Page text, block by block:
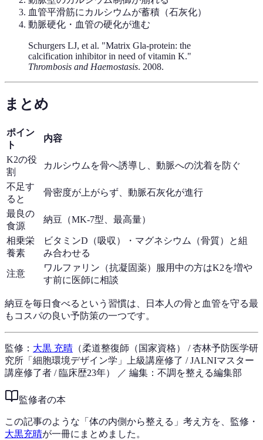
血管平滑筋にカルシウムが蓄積（石灰化）
動脈硬化・血管の硬化が進む
Schurgers LJ, et al. "Matrix Gla-protein: the
calcification inhibitor in need of vitamin K."
Thrombosis and Haemostasis. 2008.
まとめ
ポイン
ト
内容
K2の役
割
カルシウムを骨へ誘導し、動脈への沈着を防ぐ
不足す
ると
骨密度が上がらず、動脈石灰化が進行
最良の
食源
納豆（MK-7型、最高量）
相乗栄
養素
ビタミンD（吸収）・マグネシウム（骨質）と組
み合わせる
注意
ワルファリン（抗凝固薬）服用中の方はK2を増や
す前に医師に相談
納豆を毎日食べるという習慣は、日本人の骨と血管を守る最
もコスパの良い予防策の一つです。
監修： 大黒 充晴 （柔道整復師（国家資格） / 杏林予防医学研
究所「細胞環境デザイン学」上級講座修了 / JALNIマスター
講座修了者 / 臨床歴23年）
／ 編集：不調を整える編集部
監修者の本
この記事のような「体の内側から整える」考え方を、監修・
大黒充晴が一冊にまとめました。